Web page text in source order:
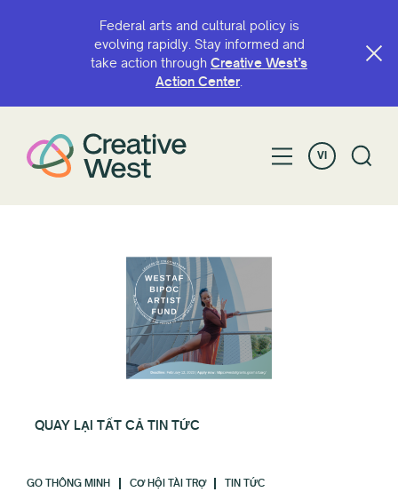
Federal arts and cultural policy is
evolving rapidly. Stay informed and
take action through Creative West’s
Action Center.
VI
QUAY LẠI TẤT CẢ TIN TỨC
GO THÔNG MINH CƠ HỘI TÀI TRỢ TIN TỨC